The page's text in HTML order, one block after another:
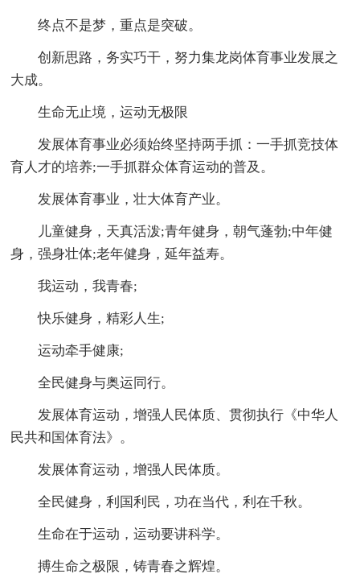
终点不是梦，重点是突破。
创新思路，务实巧干，努力集龙岗体育事业发展之
大成。
生命无止境，运动无极限
发展体育事业必须始终坚持两手抓：一手抓竞技体
育人才的培养;一手抓群众体育运动的普及。
发展体育事业，壮大体育产业。
儿童健身，天真活泼;青年健身，朝气蓬勃;中年健
身，强身壮体;老年健身，延年益寿。
我运动，我青春;
快乐健身，精彩人生;
运动牵手健康;
全民健身与奥运同行。
发展体育运动，增强人民体质、贯彻执行《中华人
民共和国体育法》。
发展体育运动，增强人民体质。
全民健身，利国利民，功在当代，利在千秋。
生命在于运动，运动要讲科学。
搏生命之极限，铸青春之辉煌。